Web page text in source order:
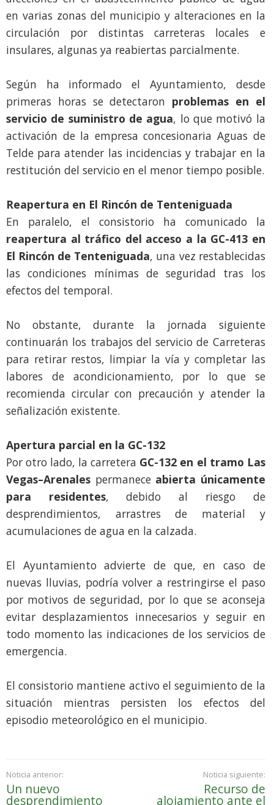
en varias zonas del municipio y alteraciones en la
circulación por distintas carreteras locales e
insulares, algunas ya reabiertas parcialmente.
Según ha informado el Ayuntamiento, desde
primeras horas se detectaron problemas en el
servicio de suministro de agua, lo que motivó la
activación de la empresa concesionaria Aguas de
Telde para atender las incidencias y trabajar en la
restitución del servicio en el menor tiempo posible.
Reapertura en El Rincón de Tenteniguada
En paralelo, el consistorio ha comunicado la
reapertura al tráfico del acceso a la GC-413 en
El Rincón de Tenteniguada, una vez restablecidas
las condiciones mínimas de seguridad tras los
efectos del temporal.
No obstante, durante la jornada siguiente
continuarán los trabajos del servicio de Carreteras
para retirar restos, limpiar la vía y completar las
labores de acondicionamiento, por lo que se
recomienda circular con precaución y atender la
señalización existente.
Apertura parcial en la GC-132
Por otro lado, la carretera GC-132 en el tramo Las
Vegas–Arenales permanece abierta únicamente
para residentes, debido al riesgo de
desprendimientos, arrastres de material y
acumulaciones de agua en la calzada.
El Ayuntamiento advierte de que, en caso de
nuevas lluvias, podría volver a restringirse el paso
por motivos de seguridad, por lo que se aconseja
evitar desplazamientos innecesarios y seguir en
todo momento las indicaciones de los servicios de
emergencia.
El consistorio mantiene activo el seguimiento de la
situación mientras persisten los efectos del
episodio meteorológico en el municipio.
Noticia anterior:
Un nuevo
desprendimiento
Noticia siguiente:
Recurso de
alojamiento ante el